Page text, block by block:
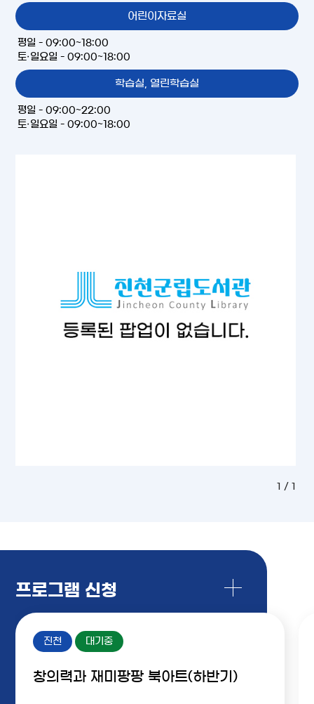
어린이자료실
평일 - 09:00~18:00
토·일요일 - 09:00~18:00
학습실, 열린학습실
평일 - 09:00~22:00
토·일요일 - 09:00~18:00
1 / 1
프로그램 신청
진천 대기중
창의력과 재미팡팡 북아트(하반기)